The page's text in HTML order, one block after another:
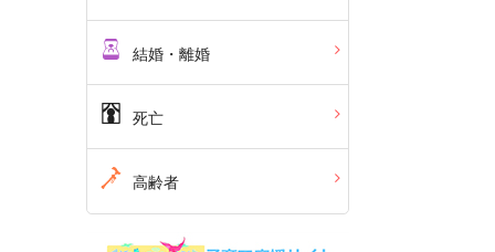
結婚・離婚
死亡
高齢者